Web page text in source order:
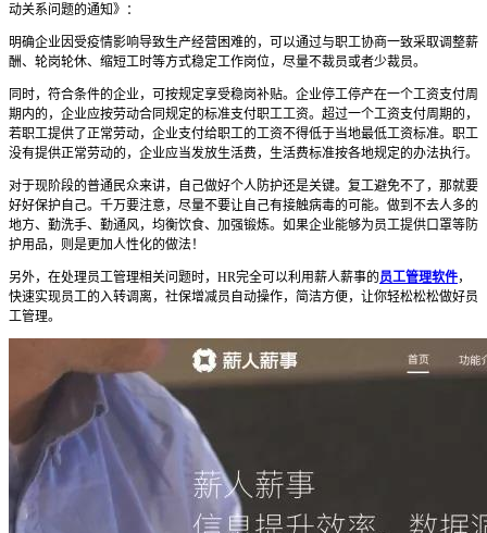
动关系问题的通知》：
明确企业因受疫情影响导致生产经营困难的，可以通过与职工协商一致采取调整薪
酬、轮岗轮休、缩短工时等方式稳定工作岗位，尽量不裁员或者少裁员。
同时，符合条件的企业，可按规定享受稳岗补贴。企业停工停产在一个工资支付周
期内的，企业应按劳动合同规定的标准支付职工工资。超过一个工资支付周期的，
若职工提供了正常劳动，企业支付给职工的工资不得低于当地最低工资标准。职工
没有提供正常劳动的，企业应当发放生活费，生活费标准按各地规定的办法执行。
对于现阶段的普通民众来讲，自己做好个人防护还是关键。复工避免不了，那就要
好好保护自己。千万要注意，尽量不要让自己有接触病毒的可能。做到不去人多的
地方、勤洗手、勤通风，均衡饮食、加强锻炼。如果企业能够为员工提供口罩等防
护用品，则是更加人性化的做法！
另外，在处理员工管理相关问题时，HR完全可以利用薪人薪事的员工管理软件，
快速实现员工的入转调离，社保增减员自动操作，简洁方便，让你轻松松松做好员
工管理。